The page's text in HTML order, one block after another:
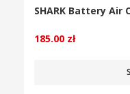
SHARK Battery Air
185.00 zł